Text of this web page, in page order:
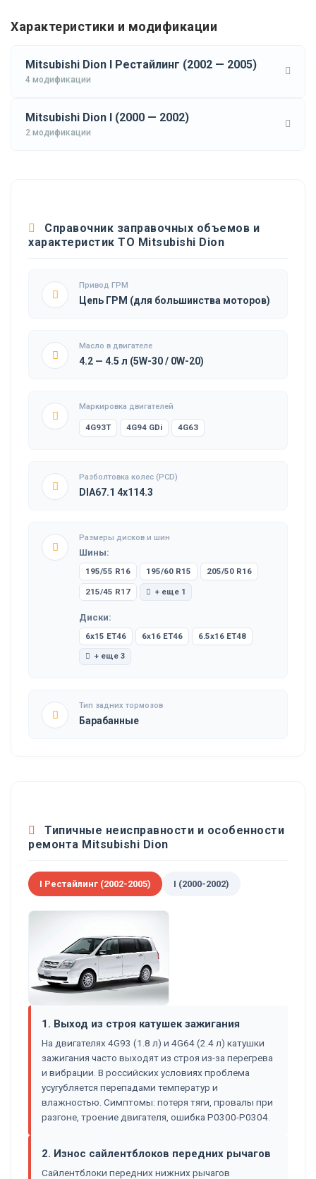
Характеристики и модификации
Mitsubishi Dion I Рестайлинг (2002 — 2005)
4 модификации
Mitsubishi Dion I (2000 — 2002)
2 модификации
Справочник заправочных объемов и
характеристик ТО Mitsubishi Dion
Привод ГРМ
Цепь ГРМ (для большинства моторов)
Масло в двигателе
4.2 — 4.5 л (5W-30 / 0W-20)
Маркировка двигателей
4G93T 4G94 GDi 4G63
Разболтовка колес (PCD)
DIA67.1 4x114.3
Размеры дисков и шин
Шины:
195/55 R16 195/60 R15 205/50 R16
215/45 R17 + еще 1
Диски:
6x15 ET46 6x16 ET46 6.5x16 ET48
+ еще 3
Тип задних тормозов
Барабанные
Типичные неисправности и особенности
ремонта Mitsubishi Dion
I Рестайлинг (2002-2005) I (2000-2002)
1. Выход из строя катушек зажигания
На двигателях 4G93 (1.8 л) и 4G64 (2.4 л) катушки
зажигания часто выходят из строя из-за перегрева
и вибрации. В российских условиях проблема
усугубляется перепадами температур и
влажностью. Симптомы: потеря тяги, провалы при
разгоне, троение двигателя, ошибка P0300-P0304.
2. Износ сайлентблоков передних рычагов
Сайлентблоки передних нижних рычагов